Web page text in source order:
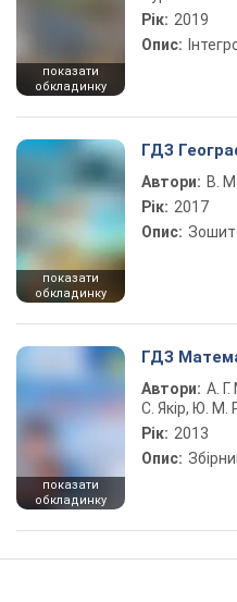
показати
обкладинку
Рік: 2019
Опис:
показати
обкладинку
ГДЗ
Автори: В.
Рік: 2017
Опис: Зошит
показати
обкладинку
ГДЗ
Автори: А.
С. Якір, Ю. М.
Рік: 2013
Опис: